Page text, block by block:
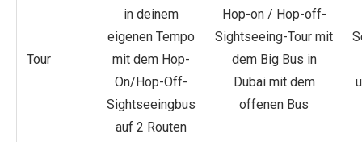
Tour
in deinem
eigenen Tempo
mit dem Hop-
On/Hop-Off-
Sightseeingbus
auf 2 Routen
Hop-on / Hop-off-
Sightseeing-Tour mit
dem Big Bus in
Dubai mit dem
offenen Bus